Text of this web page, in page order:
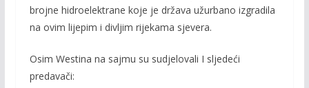
brojne hidroelektrane koje je država užurbano izgradila
na ovim lijepim i divljim rijekama sjevera.
Osim Westina na sajmu su sudjelovali I sljedeći
predavači: